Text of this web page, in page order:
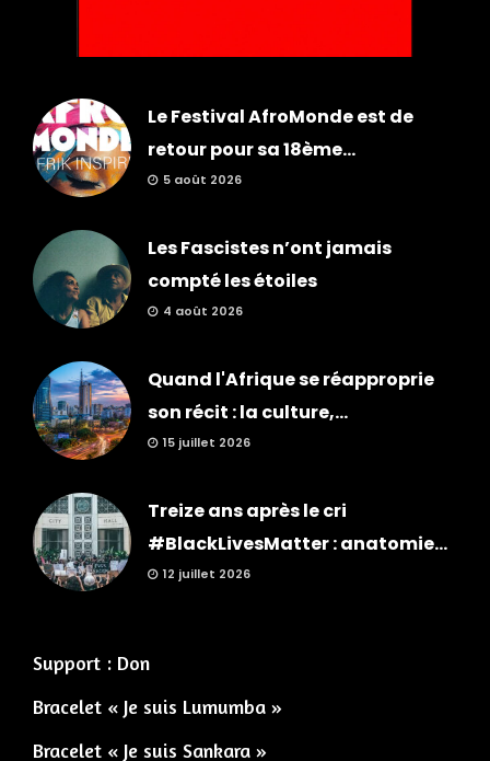
Le Festival AfroMonde est de
retour pour sa 18ème...
5 août 2026
Les Fascistes n’ont jamais
compté les étoiles
4 août 2026
Quand l'Afrique se réapproprie
son récit : la culture,...
15 juillet 2026
Treize ans après le cri
#BlackLivesMatter : anatomie...
12 juillet 2026
Support : Don
Bracelet « Je suis Lumumba »
Bracelet « Je suis Sankara »